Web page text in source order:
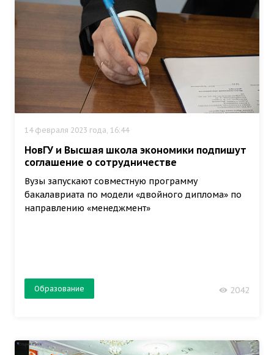
14 февраля 2023 года, 16:44
НовГУ и Высшая школа экономики подпишут
соглашение о сотрудничестве
Вузы запускают совместную программу
бакалавриата по модели «двойного диплома» по
направлению «менеджмент»
Образование 2042